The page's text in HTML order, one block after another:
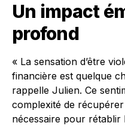
Un impact
profond
« La sensation d’être
financière est quelque
rappelle Julien. Ce
complexité de
nécessaire pour rétablir